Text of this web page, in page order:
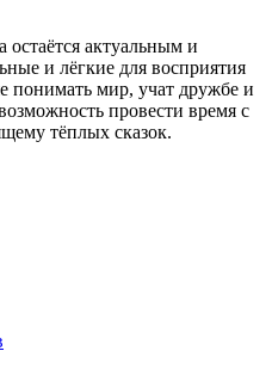
актуальным и
и лёгкие для восприятия
понимать мир, учат дружбе и
провести время с
тёплых сказок.